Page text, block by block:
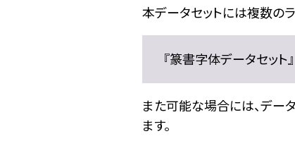
本データセットには複数の
『篆書字体データセッ
また可能な場合には、デー
ます。